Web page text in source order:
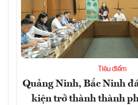
Tiêu điểm
Quảng Ninh, Bắc Ninh
kiện trở thành thành